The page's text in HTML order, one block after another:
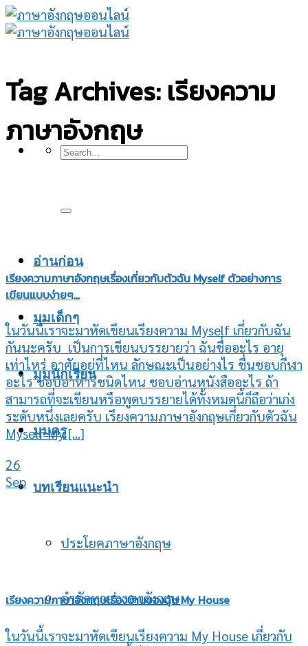
Skip
to
อ่านก่อน
มุมเด็กๆ
มุมนักเรียน
มุมครู
บทเรียนแนะนำ
ประโยคภาษาอังกฤษ
คำทักทายภาษาอังกฤษ
Tag Archives:เรียงความ
ภาษาอังกฤษ
เรียงความภาษาอังกฤษเรื่องเกี่ยวกับตัวฉัน Myself ตัวอย่างการ
เขียนแบบง่ายๆ…
ในวันนี้เราจะมาหัดเขียนเรียงความ Myself เกี่ยวกับฉัน
กันนะครับ เป็นการเขียนบรรยายว่า ฉันชื่ออะไร อายุ
เท่าไหร่ อาศัยอยู่ที่ไหน ลักษณะเป็นอย่างไร ชื่นชอบกีฬา
อะไร ชอบอาหารชนิดไหน ชอบอ่านหนังสืออะไร ถ้า
สามารถที่จะเขียนหรือพูดบรรยายได้ทั้งหมดนี้ก็ถือว่าเก่ง
ระดับหนึ่งเลยครับ เรียงความภาษาอังกฤษเกี่ยวกับตัวฉัน
Myself My [...]
26
Sep
เรียงความภาษาอังกฤษเรื่องบ้านของฉัน My House
ในวันนี้เราจะมาหัดเขียนเรียงความ My House เกี่ยวกับ